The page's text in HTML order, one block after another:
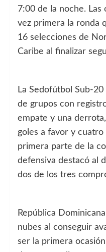
7:00 de la noche.
vez primera la ronda
16 selecciones de
Caribe al finalizar
La Sedofútbol Sub-
de grupos con
empate y una
goles a favor y cuatro
primera parte de la
defensiva destacó al
dos de los tres
República
nubes al conseguir
ser la primera